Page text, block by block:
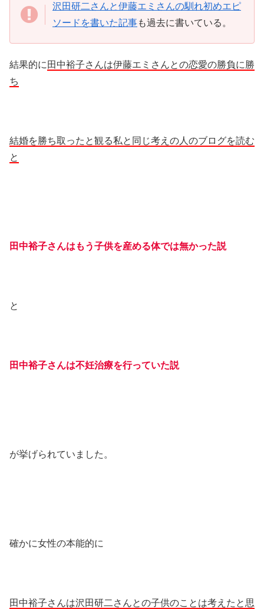
沢田研二さんと伊藤エミさんの馴れ初めエピ
ソードを書いた記事も過去に書いている。
結果的に田中裕子さんは伊藤エミさんとの恋愛の勝負に勝
ち
結婚を勝ち取ったと観る私と同じ考えの人のブログを読む
と
田中裕子さんはもう子供を産める体では無かった説
と
田中裕子さんは不妊治療を行っていた説
が挙げられていました。
確かに女性の本能的に
田中裕子さんは沢田研二さんとの子供のことは考えたと思